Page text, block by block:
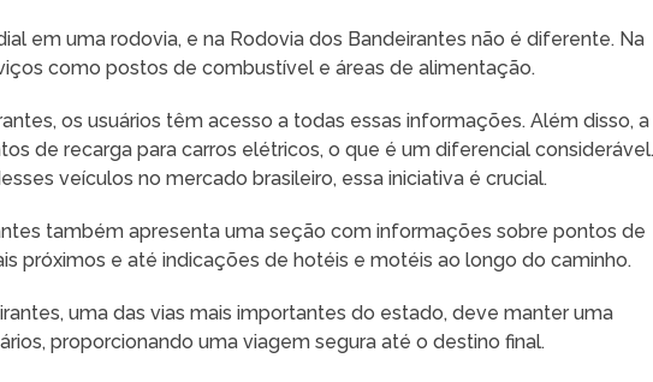
em uma rodovia, e na Rodovia dos Bandeirantes não é diferente. Na
como postos de combustível e áreas de alimentação.
os usuários têm acesso a todas essas informações. Além disso, a
de recarga para carros elétricos, o que é um diferencial
veículos no mercado brasileiro, essa iniciativa é crucial.
também apresenta uma seção com informações sobre pontos de
próximos e até indicações de hotéis e motéis ao longo do caminho.
uma das vias mais importantes do estado, deve manter uma
proporcionando uma viagem segura até o destino final.